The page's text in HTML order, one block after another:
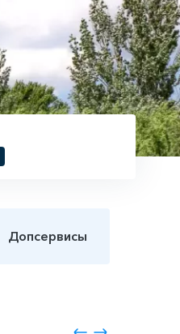
Допсервисы